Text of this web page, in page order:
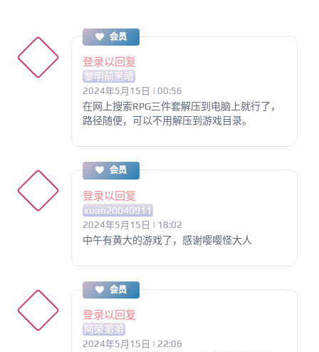
会员
登录以回复
黎明前黑暗
2024年5月15日 | 00:56
在网上搜索RPG三件套解压到电脑上就行了，
路径随便，可以不用解压到游戏目录。
会员
登录以回复
xuan20040911
2024年5月15日 | 18:02
中午有黄大的游戏了，感谢嘤嘤怪大人
会员
登录以回复
阿荣弟弟
2024年5月15日 | 22:06